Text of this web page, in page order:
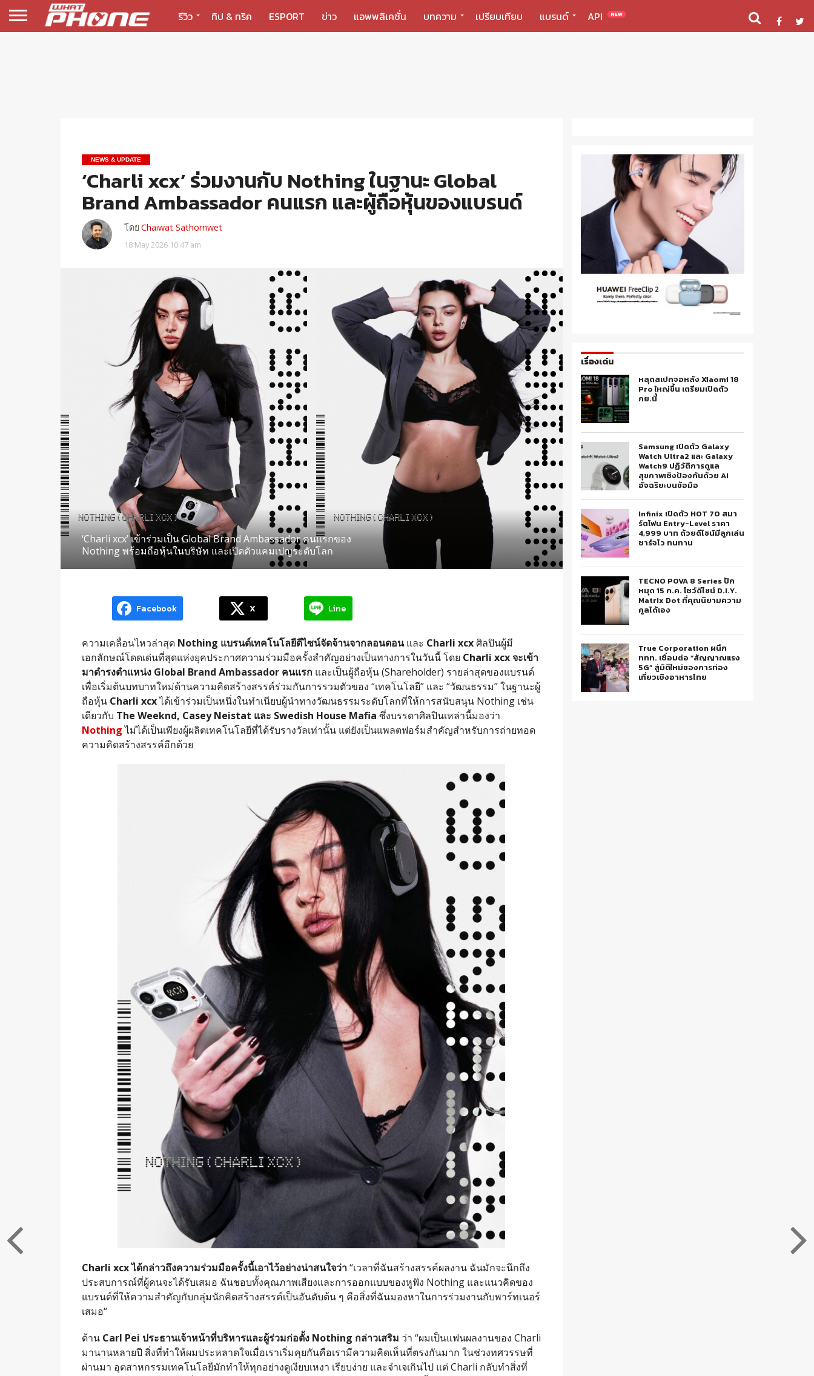
รีวิว ทิป & ทริค ESPORT ข่าว แอพพลิเคชั่น บทความ เปรียบเทียบ แบรนด์ API NEW
NEWS & UPDATE
‘Charli xcx’ ร่วมงานกับ Nothing ในฐานะ Global
Brand Ambassador คนแรก และผู้ถือหุ้นของแบรนด์
โดยChaiwat Sathornwet
18 May 2026 10:47 am
‘Charli xcx’ เข้าร่วมเป็น Global Brand Ambassador คนแรกของ
Nothing พร้อมถือหุ้นในบริษัท และเปิดตัวแคมเปญระดับโลก
Facebook X Line
ความเคลื่อนไหวล่าสุด Nothing แบรนด์เทคโนโลยีดีไซน์จัดจ้านจากลอนดอนและ Charli xcxศิลปินผู้มี
เอกลักษณ์โดดเด่นที่สุดแห่งยุคประกาศความร่วมมือครั้งสำคัญอย่างเป็นทางการในวันนี้ โดย Charli xcxจะเข้า
มาดำรงตำแหน่งGlobal Brand Ambassador คนแรกและเป็นผู้ถือหุ้น(Shareholder) รายล่าสุดของแบรนด์
เพื่อเริ่มต้นบทบาทใหม่ด้านความคิดสร้างสรรค์ร่วมกันการรวมตัวของ “เทคโนโลยี” และ “วัฒนธรรม”ในฐานะผู้
ถือหุ้น Charli xcxได้เข้าร่วมเป็นหนึ่งในทำเนียบผู้นำทางวัฒนธรรมระดับโลกที่ให้การสนับสนุนNothing เช่น
เดียวกับ The Weeknd, Casey Neistat และ Swedish House Mafia ซึ่งบรรดาศิลปินเหล่านี้มองว่า
Nothingไม่ได้เป็นเพียงผู้ผลิตเทคโนโลยีที่ได้รับรางวัลเท่านั้น แต่ยังเป็นแพลตฟอร์มสำคัญสำหรับการถ่ายทอด
ความคิดสร้างสรรค์อีกด้วย
Charli xcxได้กล่าวถึงความร่วมมือครั้งนี้เอาไว้อย่างน่าสนใจว่า“เวลาที่ฉันสร้างสรรค์ผลงาน ฉันมักจะนึกถึง
ประสบการณ์ที่ผู้คนจะได้รับเสมอ ฉันชอบทั้งคุณภาพเสียงและการออกแบบของหูฟัง Nothing และแนวคิดของ
แบรนด์ที่ให้ความสำคัญกับกลุ่มนักคิดสร้างสรรค์เป็นอันดับต้น ๆ คือสิ่งที่ฉันมองหาในการร่วมงานกับพาร์ทเนอร์
เสมอ“
ด้าน Carl Pei ประธานเจ้าหน้าที่บริหารและผู้ร่วมก่อตั้งNothing กล่าวเสริม ว่า “ผมเป็นแฟนผลงานของ Charli
มานานหลายปี สิ่งที่ทำให้ผมประหลาดใจเมื่อเราเริ่มคุยกันคือเรามีความคิดเห็นที่ตรงกันมาก ในช่วงทศวรรษที่
ผ่านมา อุตสาหกรรมเทคโนโลยีมักทำให้ทุกอย่างดูเงียบเหงา เรียบง่าย และจำเจเกินไป แต่Charli กลับทำสิ่งที่
เรื่องเด่น
หลุดสเปกจอหลัง Xiaomi 18
Pro ใหญ่ขึ้น เตรียมเปิดตัว
กย.นี้
Samsung เปิดตัว Galaxy
Watch Ultra2 และ Galaxy
Watch9 ปฏิวัติการดูแล
สุขภาพเชิงป้องกันด้วย AI
อัจฉริยะบนข้อมือ
Infinix เปิดตัว HOT 70 สมา
ร์ตโฟน Entry-Level ราคา
4,999 บาท ด้วยดีไซน์มีลูกเล่น
ชาร์จไว ทนทาน
TECNO POVA 8 Series ปัก
หมุด 15 ก.ค. โชว์ดีไซน์ D.I.Y.
Matrix Dot ที่คุณนิยามความ
คูลได้เอง
True Corporation ผนึก
ททท. เชื่อมต่อ “สัญญาณแรง
5G” สู่มิติใหม่ของการท่อง
เที่ยวเชิงอาหารไทย